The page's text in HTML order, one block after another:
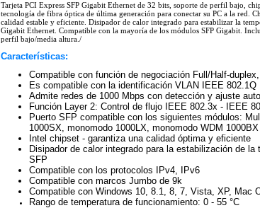
Tarjeta PCI Express SFP Gigabit Ethernet de 32 bits, soporte de perfil bajo,
tecnología de fibra óptica de última generación para conectar su PC a la red.
calidad estable y eficiente. Disipador de calor integrado para estabilizar la
Gigabit Ethernet. Compatible con la mayoría de los módulos SFP Gigabit.
perfil bajo/media altura./
Características:
Compatible con función de negociación Full/Half-
Es compatible con la identificación VLAN IEEE 802.1Q
Admite redes de 1000 Mbps con detección y ajuste
Función Layer 2: Control de flujo IEEE 802.3x - IEEE
Puerto SFP compatible con los siguientes módulos:
1000SX, monomodo 1000LX, monomodo WDM 1000BX
Intel chipset - garantiza una calidad óptima y eficiente
Disipador de calor integrado para la estabilización de la
SFP
Compatible con los protocolos IPv4, IPv6
Compatible con marcos Jumbo de 9k
Compatible con Windows 10, 8.1, 8, 7, Vista, XP, Mac
Rango de temperatura de funcionamiento: 0 - 55 °C